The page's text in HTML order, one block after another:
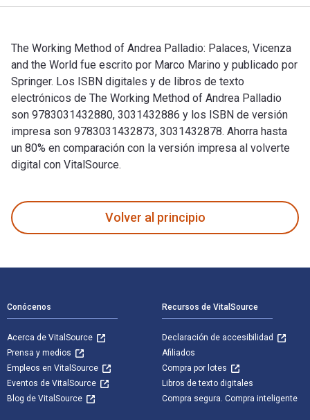
The Working Method of Andrea Palladio: Palaces, Vicenza
and the World fue escrito por Marco Marino y publicado por
Springer. Los ISBN digitales y de libros de texto
electrónicos de The Working Method of Andrea Palladio
son 9783031432880, 3031432886 y los ISBN de versión
impresa son 9783031432873, 3031432878. Ahorra hasta
un 80% en comparación con la versión impresa al volverte
digital con VitalSource.
Volver al principio
Conócenos
Acerca de VitalSource
Prensa y medios
Empleos en VitalSource
Eventos de VitalSource
Blog de VitalSource
Recursos de VitalSource
Declaración de accesibilidad
Afiliados
Compra por lotes
Libros de texto digitales
Compra segura. Compra inteligente